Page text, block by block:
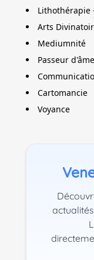
Lithothérapie
Arts
Mediumnité
Passeur d'âme
Cartomancie
Voyance